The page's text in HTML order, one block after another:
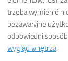
trzeba wymienić
bezawaryjne
odpowiedni
wygląd wnętrza.